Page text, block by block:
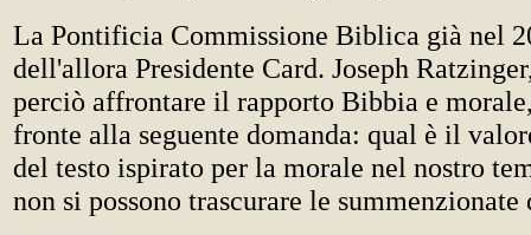
La Pontificia Commissione Biblica già nel
dell'allora Presidente Card. Joseph
perciò affrontare il rapporto Bibbia e
fronte alla seguente domanda: qual è il
del testo ispirato per la morale nel nostro
non si possono trascurare le